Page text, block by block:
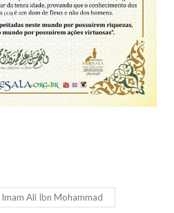
Imam Ali Ibn Mohammad